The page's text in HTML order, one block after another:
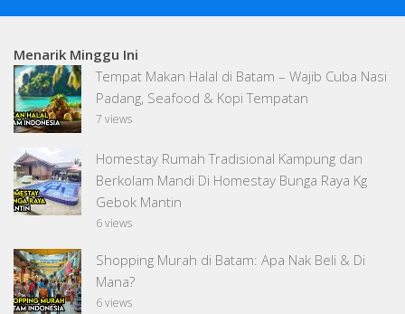
Menarik Minggu Ini
Tempat Makan Halal di Batam – Wajib Cuba Nasi
Padang, Seafood & Kopi Tempatan
7 views
Homestay Rumah Tradisional Kampung dan
Berkolam Mandi Di Homestay Bunga Raya Kg
Gebok Mantin
6 views
Shopping Murah di Batam: Apa Nak Beli & Di
Mana?
6 views